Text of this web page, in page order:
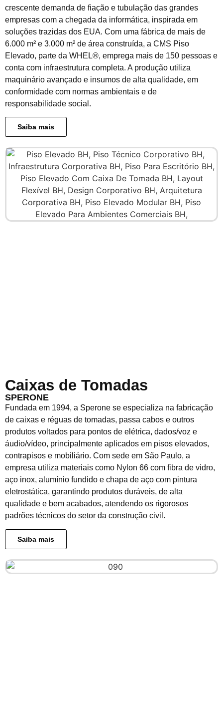
crescente demanda de fiação e tubulação das grandes
empresas com a chegada da informática, inspirada em
soluções trazidas dos EUA. Com uma fábrica de mais de
6.000 m² e 3.000 m² de área construída, a CMS Piso
Elevado, parte da WHEL®, emprega mais de 150 pessoas e
conta com infraestrutura completa. A produção utiliza
maquinário avançado e insumos de alta qualidade, em
conformidade com normas ambientais e de
responsabilidade social.
Saiba mais
Caixas de Tomadas
SPERONE
Fundada em 1994, a Sperone se especializa na fabricação
de caixas e réguas de tomadas, passa cabos e outros
produtos voltados para pontos de elétrica, dados/voz e
áudio/vídeo, principalmente aplicados em pisos elevados,
contrapisos e mobiliário. Com sede em São Paulo, a
empresa utiliza materiais como Nylon 66 com fibra de vidro,
aço inox, alumínio fundido e chapa de aço com pintura
eletrostática, garantindo produtos duráveis, de alta
qualidade e bem acabados, atendendo os rigorosos
padrões técnicos do setor da construção civil.
Saiba mais